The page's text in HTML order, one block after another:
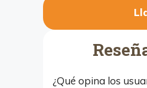
¿Qué opina los